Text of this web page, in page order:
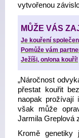
vytvořenou
MŮŽE VÁS
Je kouření
Pomůže vám
Ježíši, on/ona kouří!
„Náročnost
přestat kouřit
naopak prožívají
však může
Jarmila Greplová
Kromě